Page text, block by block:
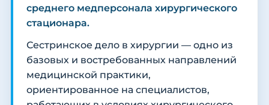
среднего медперсонала хирургического
стационара.
Сестринское дело в хирургии — одно из
базовых и востребованных направлений
медицинской практики,
ориентированное на специалистов,